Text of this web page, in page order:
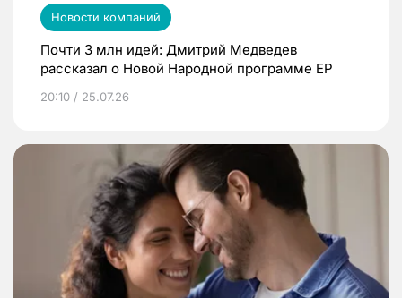
Новости компаний
Почти 3 млн идей: Дмитрий Медведев
рассказал о Новой Народной программе ЕР
20:10 / 25.07.26